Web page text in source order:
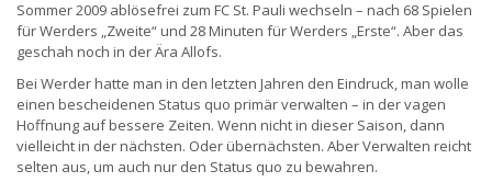
Sommer 2009 ablösefrei zum FC St. Pauli wechseln – nach 68 Spielen
für Werders „Zweite“ und 28 Minuten für Werders „Erste“. Aber das
geschah noch in der Ära Allofs.
Bei Werder hatte man in den letzten Jahren den Eindruck, man wolle
einen bescheidenen Status quo primär verwalten – in der vagen
Hoffnung auf bessere Zeiten. Wenn nicht in dieser Saison, dann
vielleicht in der nächsten. Oder übernächsten. Aber Verwalten reicht
selten aus, um auch nur den Status quo zu bewahren.